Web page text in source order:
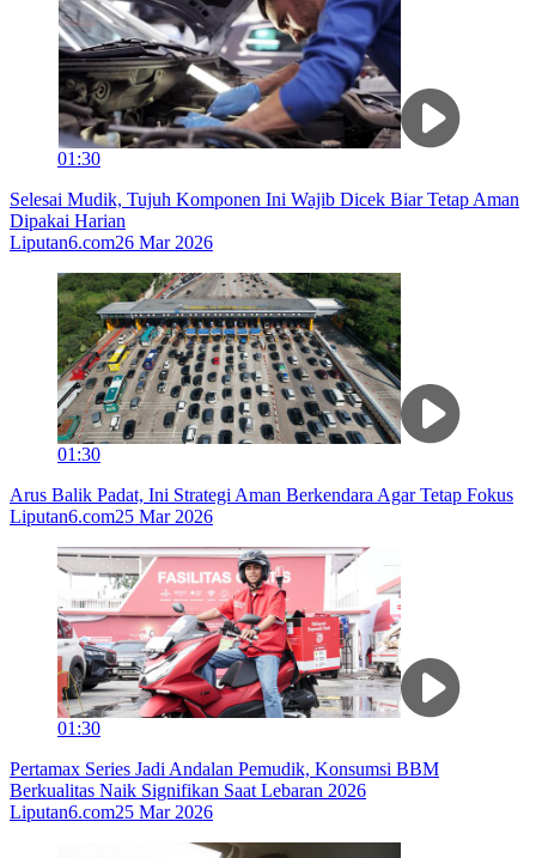
01:30
Selesai Mudik, Tujuh Komponen Ini Wajib Dicek Biar Tetap Aman
Dipakai Harian
Liputan6.com26 Mar 2026
01:30
Arus Balik Padat, Ini Strategi Aman Berkendara Agar Tetap Fokus
Liputan6.com25 Mar 2026
01:30
Pertamax Series Jadi Andalan Pemudik, Konsumsi BBM
Berkualitas Naik Signifikan Saat Lebaran 2026
Liputan6.com25 Mar 2026